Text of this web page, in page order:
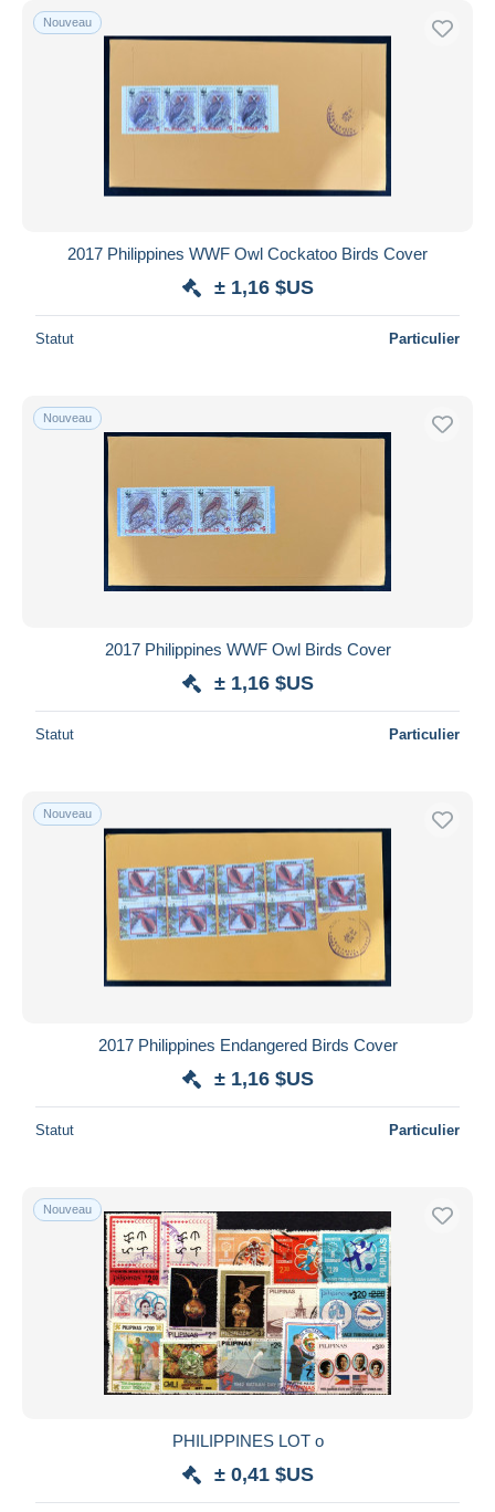
Nouveau
2017 Philippines WWF Owl Cockatoo Birds Cover
± 1,16 $US
Statut Particulier
Nouveau
2017 Philippines WWF Owl Birds Cover
± 1,16 $US
Statut Particulier
Nouveau
2017 Philippines Endangered Birds Cover
± 1,16 $US
Statut Particulier
Nouveau
PHILIPPINES LOT o
± 0,41 $US